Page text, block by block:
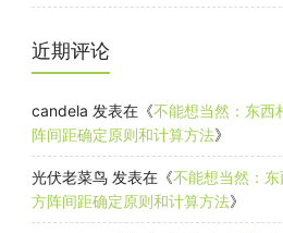
近期评论
candela 发表在《不能想当然：东西
阵间距确定原则和计算方法》
光伏老菜鸟 发表在《不能想当然：
方阵间距确定原则和计算方法》